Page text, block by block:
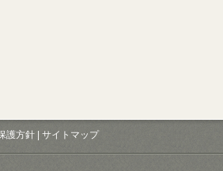
護方針 サイトマップ